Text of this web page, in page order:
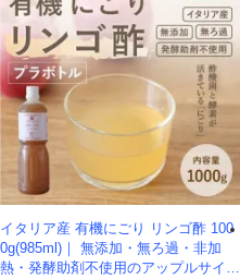
イタリア産 有機にごり リンゴ酢 100
0g(985ml)｜ 無添加・無ろ過・非加
熱・発酵助剤不使用のアップルサイダ